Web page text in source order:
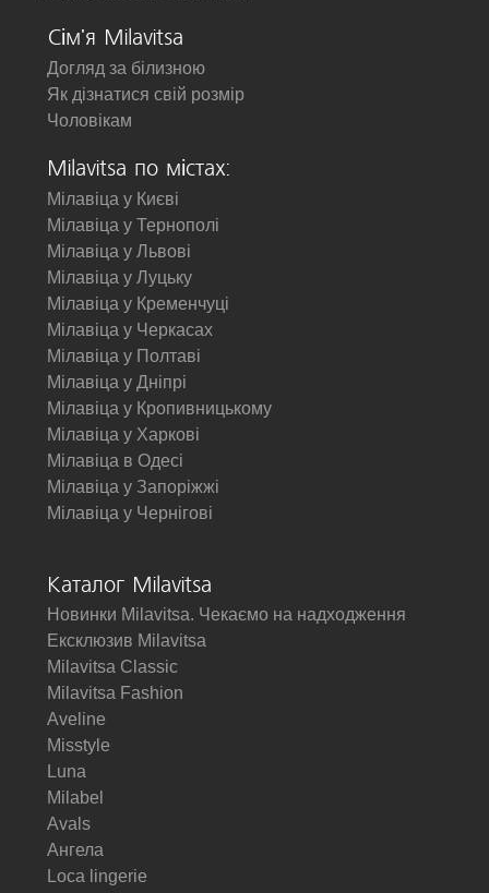
Сім'я Milavitsa
Догляд за білизною
Як дізнатися свій розмір
Чоловікам
Milavitsa по містах:
Мілавіца у Києві
Мілавіца у Тернополі
Мілавіца у Львові
Мілавіца у Луцьку
Мілавіца у Кременчуці
Мілавіца у Черкасах
Мілавіца у Полтаві
Мілавіца у Дніпрі
Мілавіца у Кропивницькому
Мілавіца у Харкові
Мілавіца в Одесі
Мілавіца у Запоріжжі
Мілавіца у Чернігові
Каталог Milavitsa
Новинки Milavitsa. Чекаємо на надходження
Ексклюзив Milavitsa
Milavitsa Classic
Milavitsa Fashion
Aveline
Misstyle
Luna
Milabel
Avals
Ангела
Loca lingerie